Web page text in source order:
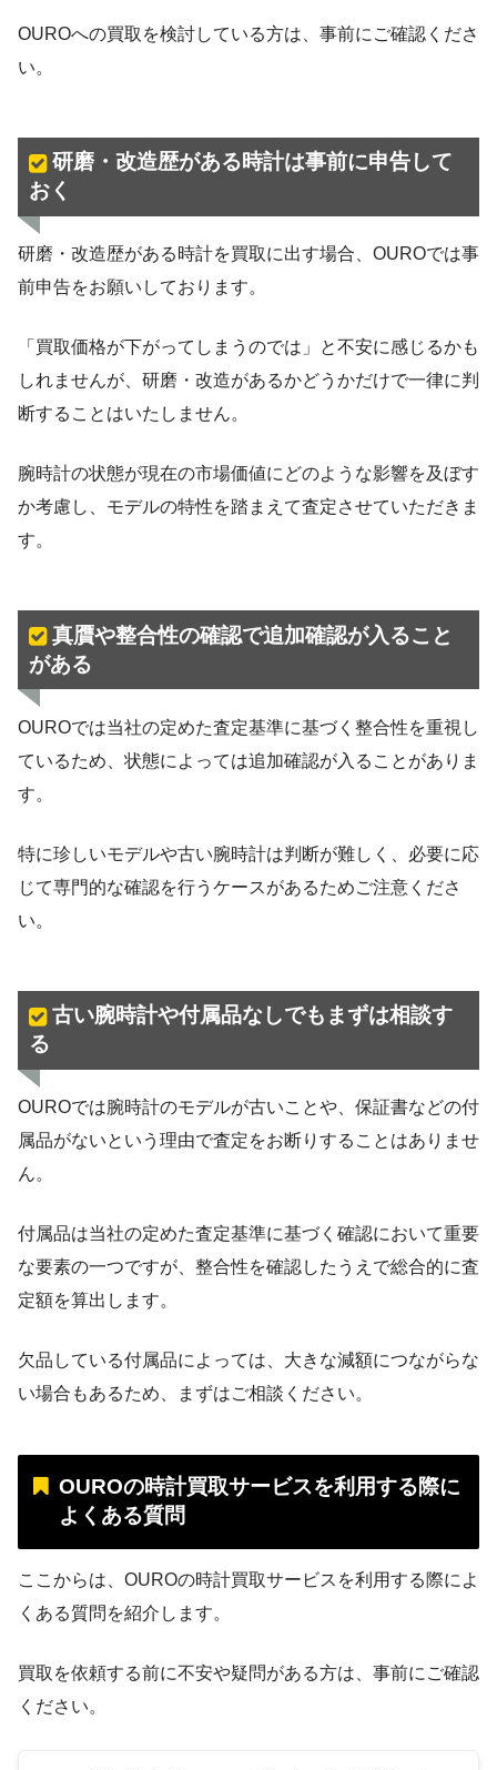
OUROへの買取を検討している方は、事前にご確認くださ
い。
研磨・改造歴がある時計は事前に申告して
おく
研磨・改造歴がある時計を買取に出す場合、OUROでは事
前申告をお願いしております。
「買取価格が下がってしまうのでは」と不安に感じるかも
しれませんが、研磨・改造があるかどうかだけで一律に判
断することはいたしません。
腕時計の状態が現在の市場価値にどのような影響を及ぼす
か考慮し、モデルの特性を踏まえて査定させていただきま
す。
真贋や整合性の確認で追加確認が入ること
がある
OUROでは当社の定めた査定基準に基づく整合性を重視し
ているため、状態によっては追加確認が入ることがありま
す。
特に珍しいモデルや古い腕時計は判断が難しく、必要に応
じて専門的な確認を行うケースがあるためご注意くださ
い。
古い腕時計や付属品なしでもまずは相談す
る
OUROでは腕時計のモデルが古いことや、保証書などの付
属品がないという理由で査定をお断りすることはありませ
ん。
付属品は当社の定めた査定基準に基づく確認において重要
な要素の一つですが、整合性を確認したうえで総合的に査
定額を算出します。
欠品している付属品によっては、大きな減額につながらな
い場合もあるため、まずはご相談ください。
OUROの時計買取サービスを利用する際に
よくある質問
ここからは、OUROの時計買取サービスを利用する際によ
くある質問を紹介します。
買取を依頼する前に不安や疑問がある方は、事前にご確認
ください。